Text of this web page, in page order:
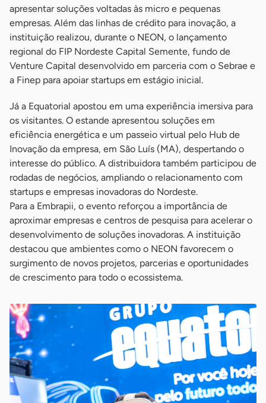
apresentar soluções voltadas às micro e pequenas
empresas. Além das linhas de crédito para inovação, a
instituição realizou, durante o NEON, o lançamento
regional do FIP Nordeste Capital Semente, fundo de
Venture Capital desenvolvido em parceria com o Sebrae e
a Finep para apoiar startups em estágio inicial.
Já a Equatorial apostou em uma experiência imersiva para
os visitantes. O estande apresentou soluções em
eficiência energética e um passeio virtual pelo Hub de
Inovação da empresa, em São Luís (MA), despertando o
interesse do público. A distribuidora também participou de
rodadas de negócios, ampliando o relacionamento com
startups e empresas inovadoras do Nordeste.
Para a Embrapii, o evento reforçou a importância de
aproximar empresas e centros de pesquisa para acelerar o
desenvolvimento de soluções inovadoras. A instituição
destacou que ambientes como o NEON favorecem o
surgimento de novos projetos, parcerias e oportunidades
de crescimento para todo o ecossistema.